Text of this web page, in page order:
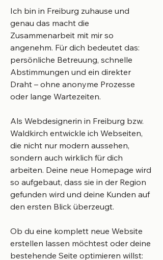
Ich bin in Freiburg zuhause und
genau das macht die
Zusammenarbeit mit mir so
angenehm. Für dich bedeutet das:
persönliche Betreuung, schnelle
Abstimmungen und ein direkter
Draht – ohne anonyme Prozesse
oder lange Wartezeiten.
Als Webdesignerin in Freiburg bzw.
Waldkirch entwickle ich Webseiten,
die nicht nur modern aussehen,
sondern auch wirklich für dich
arbeiten. Deine neue Homepage wird
so aufgebaut, dass sie in der Region
gefunden wird und deine Kunden auf
den ersten Blick überzeugt.
Ob du eine komplett neue Website
erstellen lassen möchtest oder deine
bestehende Seite optimieren willst: